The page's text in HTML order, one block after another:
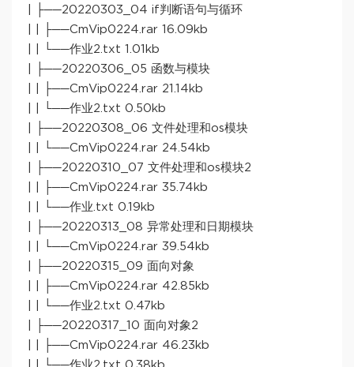
| ├──20220303_04 if判断语句与循环
| | ├──CmVip0224.rar 16.09kb
| | └──作业2.txt 1.01kb
| ├──20220306_05 函数与模块
| | ├──CmVip0224.rar 21.14kb
| | └──作业2.txt 0.50kb
| ├──20220308_06 文件处理和os模块
| | └──CmVip0224.rar 24.54kb
| ├──20220310_07 文件处理和os模块2
| | ├──CmVip0224.rar 35.74kb
| | └──作业.txt 0.19kb
| ├──20220313_08 异常处理和日期模块
| | └──CmVip0224.rar 39.54kb
| ├──20220315_09 面向对象
| | ├──CmVip0224.rar 42.85kb
| | └──作业2.txt 0.47kb
| ├──20220317_10 面向对象2
| | ├──CmVip0224.rar 46.23kb